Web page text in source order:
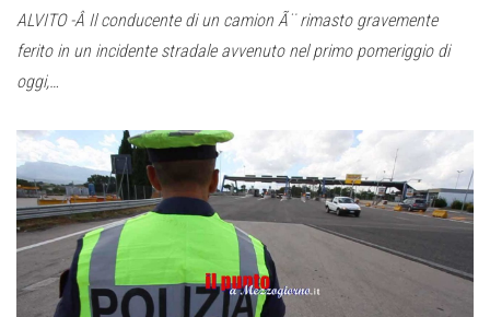
ALVITO -Â Il conducente di un camion Ã¨ rimasto gravemente
ferito in un incidente stradale avvenuto nel primo pomeriggio di
oggi,…